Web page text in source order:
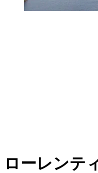
ローレンテ